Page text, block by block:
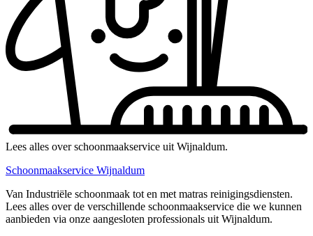
Lees alles over schoonmaakservice uit Wijnaldum.
Schoonmaakservice Wijnaldum
Van Industriële schoonmaak tot en met matras reinigingsdiensten.
Lees alles over de verschillende schoonmaakservice die we kunnen
aanbieden via onze aangesloten professionals uit Wijnaldum.